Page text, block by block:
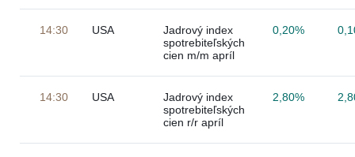
14:30 USA
Jadrový index
spotrebiteľských
cien m/m apríl
0,20%
14:30 USA
Jadrový index
spotrebiteľských
cien r/r apríl
2,80%